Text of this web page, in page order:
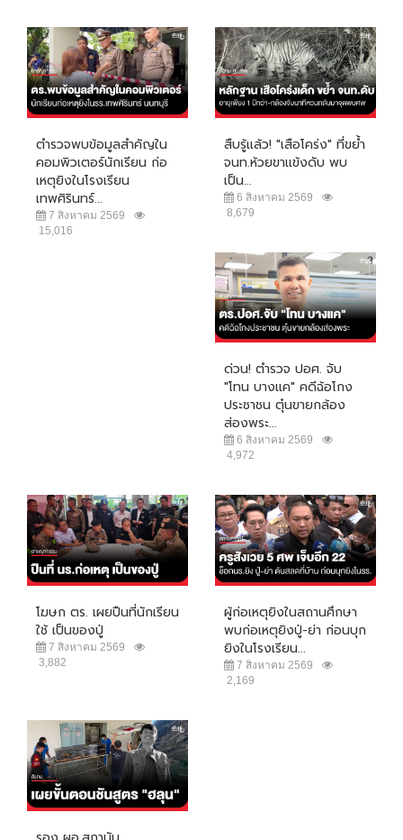
ตำรวจพบข้อมูลสำคัญใน
คอมพิวเตอร์นักเรียน ก่อ
เหตุยิงในโรงเรียน
เทพศิรินทร์...
7 สิงหาคม 2569
15,016
สืบรู้แล้ว! "เสือโคร่ง" ที่ขย้ำ
จนท.ห้วยขาแข้งดับ พบ
เป็น...
6 สิงหาคม 2569
8,679
ด่วน! ตำรวจ ปอศ. จับ
"โทน บางแค" คดีฉ้อโกง
ประชาชน ตุ๋นขายกล้อง
ส่องพระ...
6 สิงหาคม 2569
4,972
โฆษก ตร. เผยปืนที่นักเรียน
ใช้ เป็นของปู่
7 สิงหาคม 2569
3,882
ผู้ก่อเหตุยิงในสถานศึกษา
พบก่อเหตุยิงปู่-ย่า ก่อนบุก
ยิงในโรงเรียน...
7 สิงหาคม 2569
2,169